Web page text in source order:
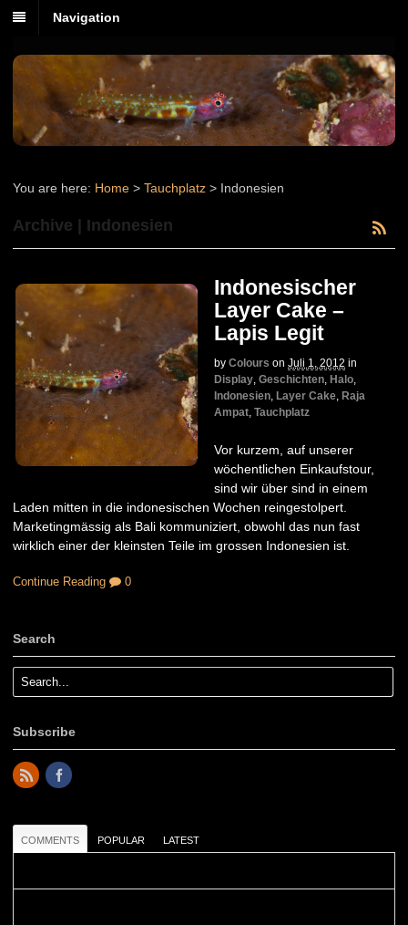
Navigation
You are here: Home > Tauchplatz > Indonesien
Archive | Indonesien
Indonesischer
Layer Cake –
Lapis Legit
by Colours on Juli 1, 2012 in
Display, Geschichten, Halo,
Indonesien, Layer Cake, Raja
Ampat, Tauchplatz
Vor kurzem, auf unserer
wöchentlichen Einkaufstour,
sind wir über sind in einem
Laden mitten in die indonesischen Wochen reingestolpert.
Marketingmässig als Bali kommuniziert, obwohl das nun fast
wirklich einer der kleinsten Teile im grossen Indonesien ist.
Continue Reading 0
Search
Subscribe
COMMENTS POPULAR LATEST